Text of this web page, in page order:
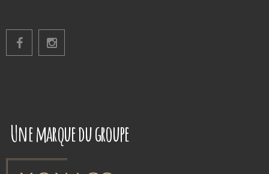
Une marque du groupe